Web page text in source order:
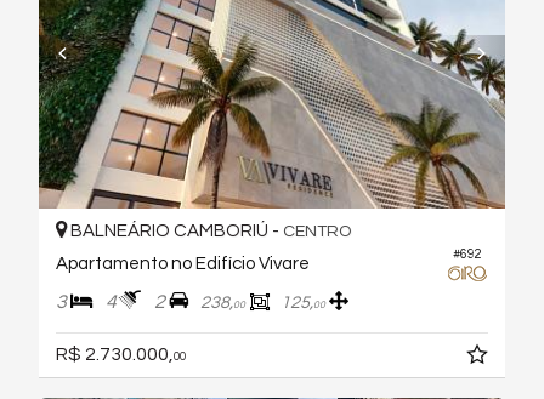
#692
BALNEÁRIO CAMBORIÚ - CENTRO
Apartamento no Edifício Vivare
3 4 2 238,00 125,00
R$ 2.730.000, 00